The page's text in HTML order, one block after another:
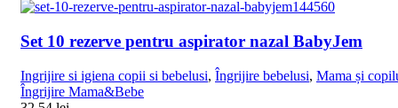
Set 10 rezerve pentru aspirator nazal BabyJem
Ingrijire si igiena copii si bebelusi, Îngrijire bebelusi, Mama și
Îngrijire Mama&Bebe